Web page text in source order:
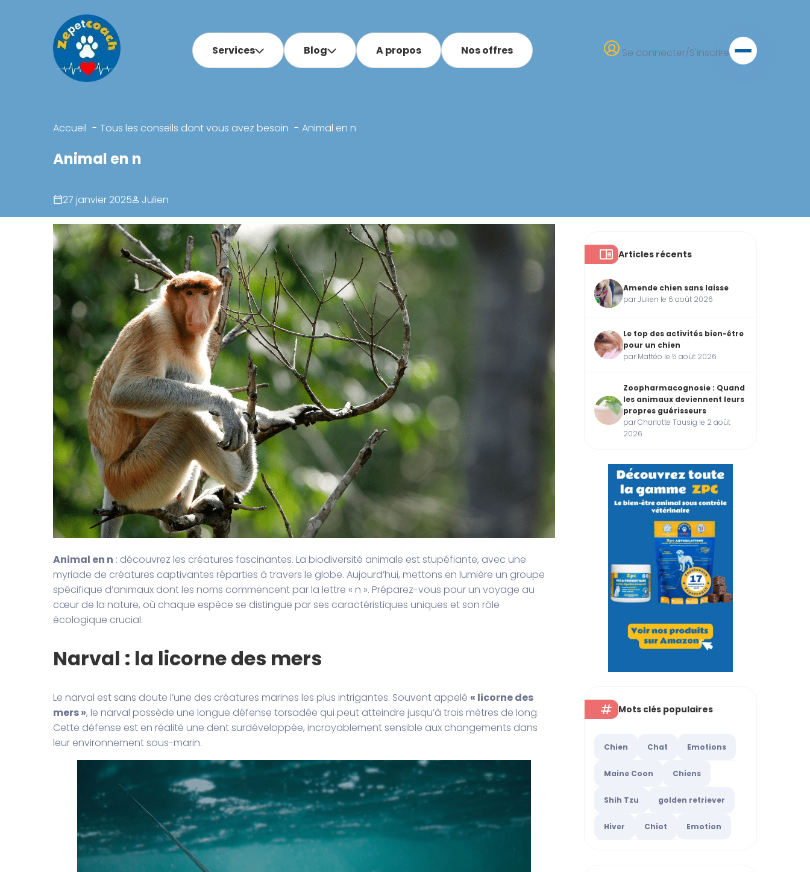
Services Blog A propos Nos offres Se connecter/S'inscrire
Accueil Tous les conseils dont vous avez besoin Animal en n
Animal en n
27 janvier 2025 Julien
Animal en n : découvrez les créatures fascinantes. La biodiversité animale est stupéfiante, avec une
myriade de créatures captivantes réparties à travers le globe. Aujourd’hui, mettons en lumière un groupe
spécifique d’animaux dont les noms commencent par la lettre « n ». Préparez-vous pour un voyage au
cœur de la nature, où chaque espèce se distingue par ses caractéristiques uniques et son rôle
écologique crucial.
Narval : la licorne des mers
Le narval est sans doute l’une des créatures marines les plus intrigantes. Souvent appelé « licorne des
mers », le narval possède une longue défense torsadée qui peut atteindre jusqu’à trois mètres de long.
Cette défense est en réalité une dent surdéveloppée, incroyablement sensible aux changements dans
leur environnement sous-marin.
Articles récents
Amende chien sans laisse
par Julien le 6 août 2026
Le top des activités bien-être
pour un chien
par Mattéo le 5 août 2026
Zoopharmacognosie : Quand
les animaux deviennent leurs
propres guérisseurs
par Charlotte Tausig le 2 août
2026
Mots clés populaires
Chien Chat Emotions
Maine Coon Chiens
Shih Tzu golden retriever
Hiver Chiot Emotion